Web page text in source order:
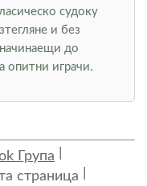
судоку
и без
до
опитни играчи.
Група
страница